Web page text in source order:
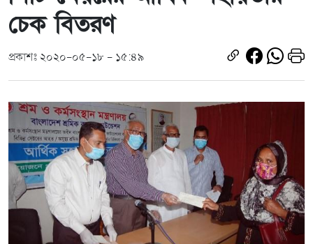
চেক বিতরণ
প্রকাশঃ ২০২০-০৫-১৮ - ১৫:৪৯